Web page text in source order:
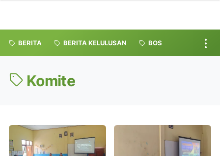
BERITA BERITA KELULUSAN BOS
Komite